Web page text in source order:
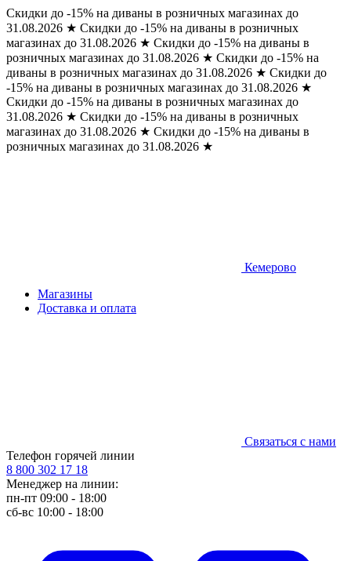
Скидки до -15% на диваны в розничных магазинах до
31.08.2026 ★ Скидки до -15% на диваны в розничных
магазинах до 31.08.2026 ★ Скидки до -15% на диваны в
розничных магазинах до 31.08.2026 ★ Скидки до -15% на
диваны в розничных магазинах до 31.08.2026 ★ Скидки до
-15% на диваны в розничных магазинах до 31.08.2026 ★
Скидки до -15% на диваны в розничных магазинах до
31.08.2026 ★ Скидки до -15% на диваны в розничных
магазинах до 31.08.2026 ★ Скидки до -15% на диваны в
розничных магазинах до 31.08.2026 ★
Кемерово
Магазины
Доставка и оплата
Связаться с нами
Телефон горячей линии
8 800 302 17 18
Менеджер на линии:
пн-пт 09:00 - 18:00
сб-вс 10:00 - 18:00